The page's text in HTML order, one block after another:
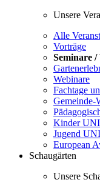
Unsere
Alle
Vorträge
Seminare
Webinare
Fachtage
Gemeinde-
Kinder
Jugend
European
Schaugärten
Unsere